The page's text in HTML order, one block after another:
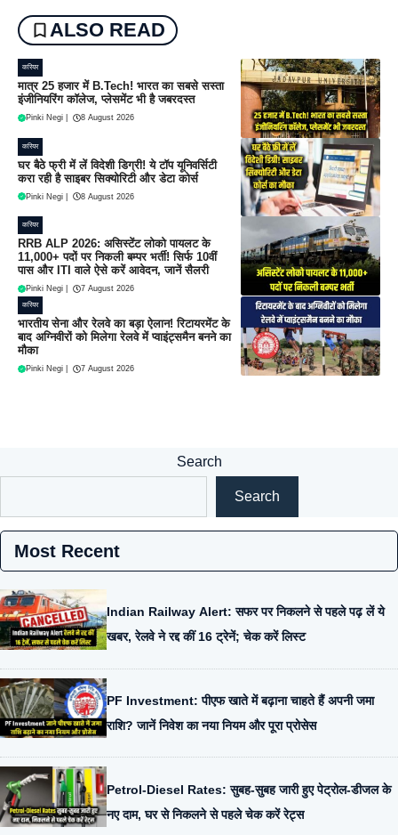
ALSO READ
करियर
मात्र 25 हजार में B.Tech! भारत का सबसे सस्ता
इंजीनियरिंग कॉलेज, प्लेसमेंट भी है जबरदस्त
Pinki Negi 8 August 2026
करियर
घर बैठे फ्री में लें विदेशी डिग्री! ये टॉप यूनिवर्सिटी
करा रही है साइबर सिक्योरिटी और डेटा कोर्स
Pinki Negi 8 August 2026
करियर
RRB ALP 2026: असिस्टेंट लोको पायलट के
11,000+ पदों पर निकली बम्पर भर्ती! सिर्फ 10वीं
पास और ITI वाले ऐसे करें आवेदन, जानें सैलरी
Pinki Negi 7 August 2026
करियर
भारतीय सेना और रेलवे का बड़ा ऐलान! रिटायरमेंट के
बाद अग्निवीरों को मिलेगा रेलवे में प्वाइंट्समैन बनने का
मौका
Pinki Negi 7 August 2026
Search
Search
Most Recent
Indian Railway Alert: सफर पर निकलने से पहले पढ़ लें ये
खबर, रेलवे ने रद्द कीं 16 ट्रेनें; चेक करें लिस्ट
PF Investment: पीएफ खाते में बढ़ाना चाहते हैं अपनी जमा
राशि? जानें निवेश का नया नियम और पूरा प्रोसेस
Petrol-Diesel Rates: सुबह-सुबह जारी हुए पेट्रोल-डीजल के
नए दाम, घर से निकलने से पहले चेक करें रेट्स